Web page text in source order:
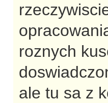
roznych
ale tu sa z